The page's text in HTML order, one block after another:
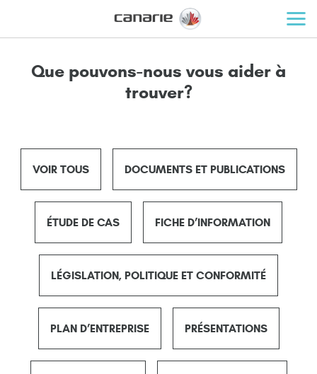
Que pouvons-nous vous aider à
trouver?
VOIR TOUS DOCUMENTS ET PUBLICATIONS
ÉTUDE DE CAS FICHE D’INFORMATION
LÉGISLATION, POLITIQUE ET CONFORMITÉ
PLAN D’ENTREPRISE PRÉSENTATIONS